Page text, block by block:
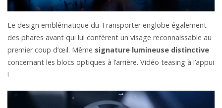
Le design emblématique du Transporter englobe également
des phares avant qui lui confèrent un visage reconnaissable au
premier coup d’œil. Même signature lumineuse distinctive
concernant les blocs optiques à l’arrière. Vidéo teasing à l’appui
!